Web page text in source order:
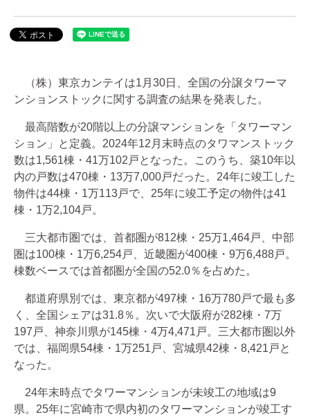
（株）東京カンテイは1月30日、全国の分譲タワーマ
ンションストックに関する調査の結果を発表した。
最高階数が20階以上の分譲マンションを「タワーマン
ション」と定義。2024年12月末時点のタワマンストック
数は1,561棟・41万102戸となった。このうち、築10年以
内の戸数は470棟・13万7,000戸だった。24年に竣工した
物件は44棟・1万113戸で、25年に竣工予定の物件は41
棟・1万2,104戸。
三大都市圏では、首都圏が812棟・25万1,464戸、中部
圏は100棟・1万6,254戸、近畿圏が400棟・9万6,488戸。
棟数ベースでは首都圏が全国の52.0％を占めた。
都道府県別では、東京都が497棟・16万780戸で最も多
く、全国シェアは31.8％。次いで大阪府が282棟・7万
197戸、神奈川県が145棟・4万4,471戸。三大都市圏以外
では、福岡県54棟・1万251戸、宮城県42棟・8,421戸と
なった。
24年末時点でタワーマンションが未竣工の地域は9
県。25年に宮崎市で県内初のタワーマンションが竣工す